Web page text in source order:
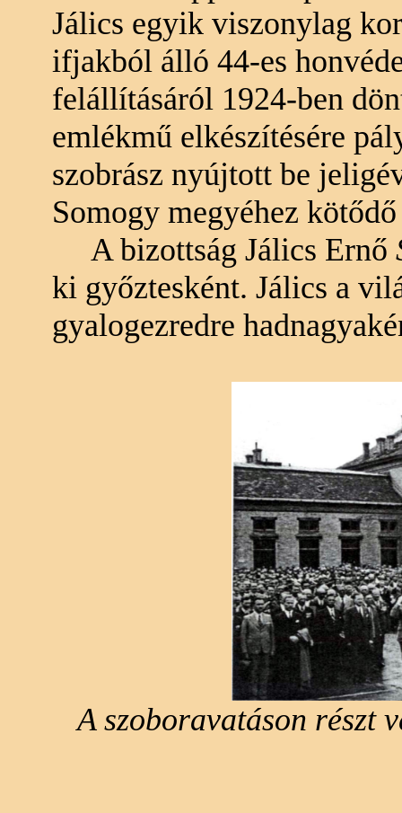
Jálics egyik viszonylag
ifjakból álló 44-es
felállításáról 1924-ben
emlékmű elkészítésére
szobrász nyújtott be
Somogy megyéhez
A bizottság Jálics Ernő
ki győztesként. Jálics a
gyalogezredre
A szoboravatáson részt